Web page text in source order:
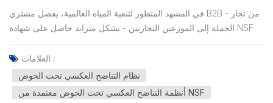
في المشهد المتطور لتنقية المياه العالمية، يفضل مشتري B2B - من تجار
الجملة إلى الموزعين التجاريين - بشكل متزايد حاصل على شهادة NSF
أنظمة التناضح العكسي تحت الحوض بفضل سلامتها وأدائها وجاذبيتها
السوقية. سواءً لخدمة العملاء السكنيين أو الشركات الصغيرة، توفر هذه
العلامات :
نظام التناضح العكسي تحت الحوض
أنظمة التناضح العكسي تحت الحوض معتمدة من NSF